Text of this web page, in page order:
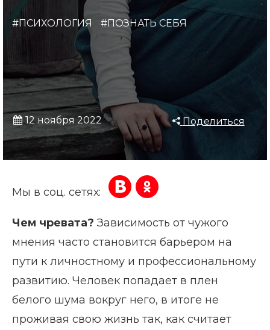
#ПСИХОЛОГИЯ #ПОЗНАТЬ СЕБЯ
12 ноября 2022 Поделиться
Мы в соц. сетях:
Чем чревата? Зависимость от чужого
мнения часто становится барьером на
пути к личностному и профессиональному
развитию. Человек попадает в плен
белого шума вокруг него, в итоге не
проживая свою жизнь так, как считает